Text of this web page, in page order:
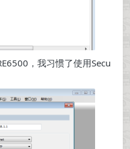
，我习惯了使用Secu